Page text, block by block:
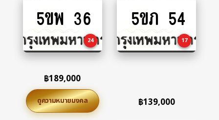
to
5ขพ 36
24
฿189,000
ดูความหมายมงคล
to
5ขภ 54
17
฿139,000